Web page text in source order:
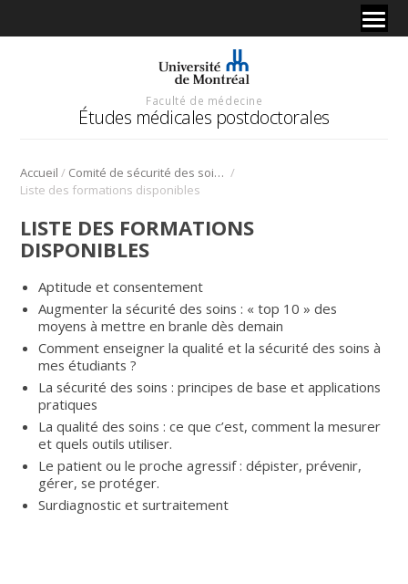
Faculté de médecine
Études médicales postdoctorales
Accueil / Comité de sécurité des soins et des résidents /
Liste des formations disponibles
LISTE DES FORMATIONS
DISPONIBLES
Aptitude et consentement
Augmenter la sécurité des soins : « top 10 » des
moyens à mettre en branle dès demain
Comment enseigner la qualité et la sécurité des soins à
mes étudiants ?
La sécurité des soins : principes de base et applications
pratiques
La qualité des soins : ce que c’est, comment la mesurer
et quels outils utiliser.
Le patient ou le proche agressif : dépister, prévenir,
gérer, se protéger.
Surdiagnostic et surtraitement